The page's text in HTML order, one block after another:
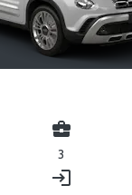
business_center
3
login